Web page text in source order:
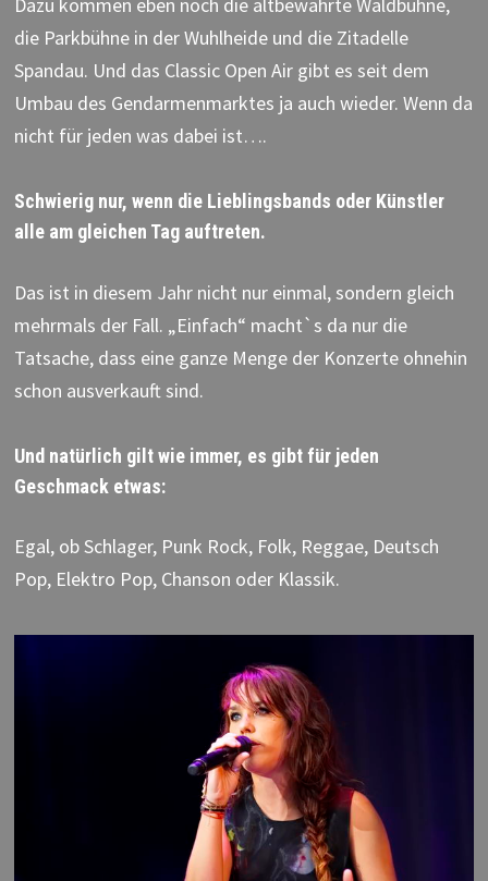
Dazu kommen eben noch die altbewährte Waldbühne,
die Parkbühne in der Wuhlheide und die Zitadelle
Spandau. Und das Classic Open Air gibt es seit dem
Umbau des Gendarmenmarktes ja auch wieder. Wenn da
nicht für jeden was dabei ist….
Schwierig nur, wenn die Lieblingsbands oder Künstler
alle am gleichen Tag auftreten.
Das ist in diesem Jahr nicht nur einmal, sondern gleich
mehrmals der Fall. „Einfach“ macht`s da nur die
Tatsache, dass eine ganze Menge der Konzerte ohnehin
schon ausverkauft sind.
Und natürlich gilt wie immer, es gibt für jeden
Geschmack etwas:
Egal, ob Schlager, Punk Rock, Folk, Reggae, Deutsch
Pop, Elektro Pop, Chanson oder Klassik.